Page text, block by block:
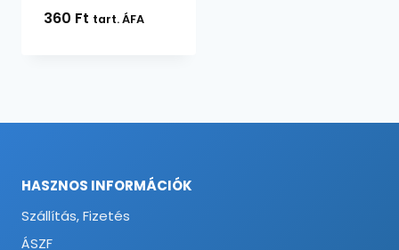
360 Ft tart. ÁFA
HASZNOS INFORMÁCIÓK
Szállítás, Fizetés
ÁSZF